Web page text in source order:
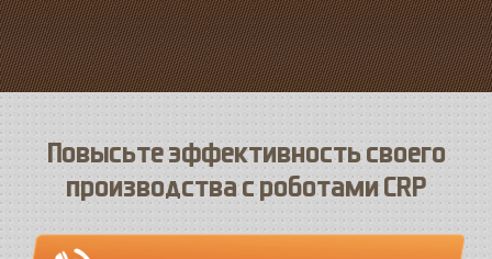
Повысьте эффективность своего
производства с роботами CRP